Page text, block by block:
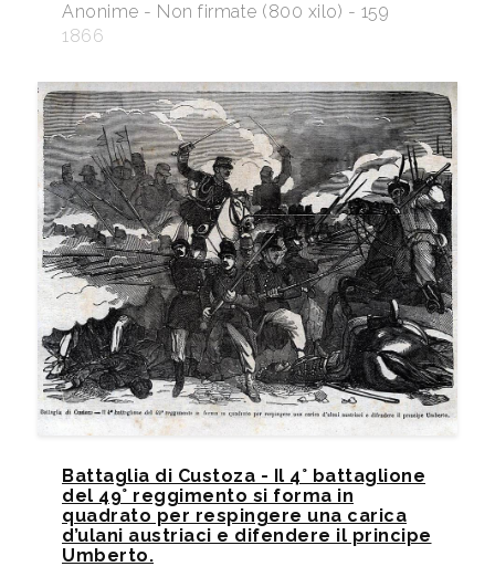
Anonime - Non firmate (800 xilo) - 159
1866
Battaglia di Custoza - Il 4° battaglione
del 49° reggimento si forma in
quadrato per respingere una carica
d’ulani austriaci e difendere il principe
Umberto.